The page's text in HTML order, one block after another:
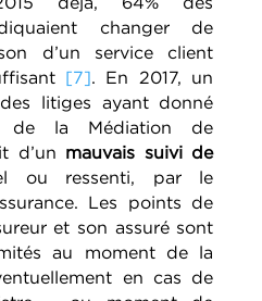
changer de
d’un service client
[7]. En 2017, un
litiges ayant donné
la Médiation de
d’un mauvais suivi de
ou ressenti, par le
Les points de
et son assuré sont
au moment de la
en cas de